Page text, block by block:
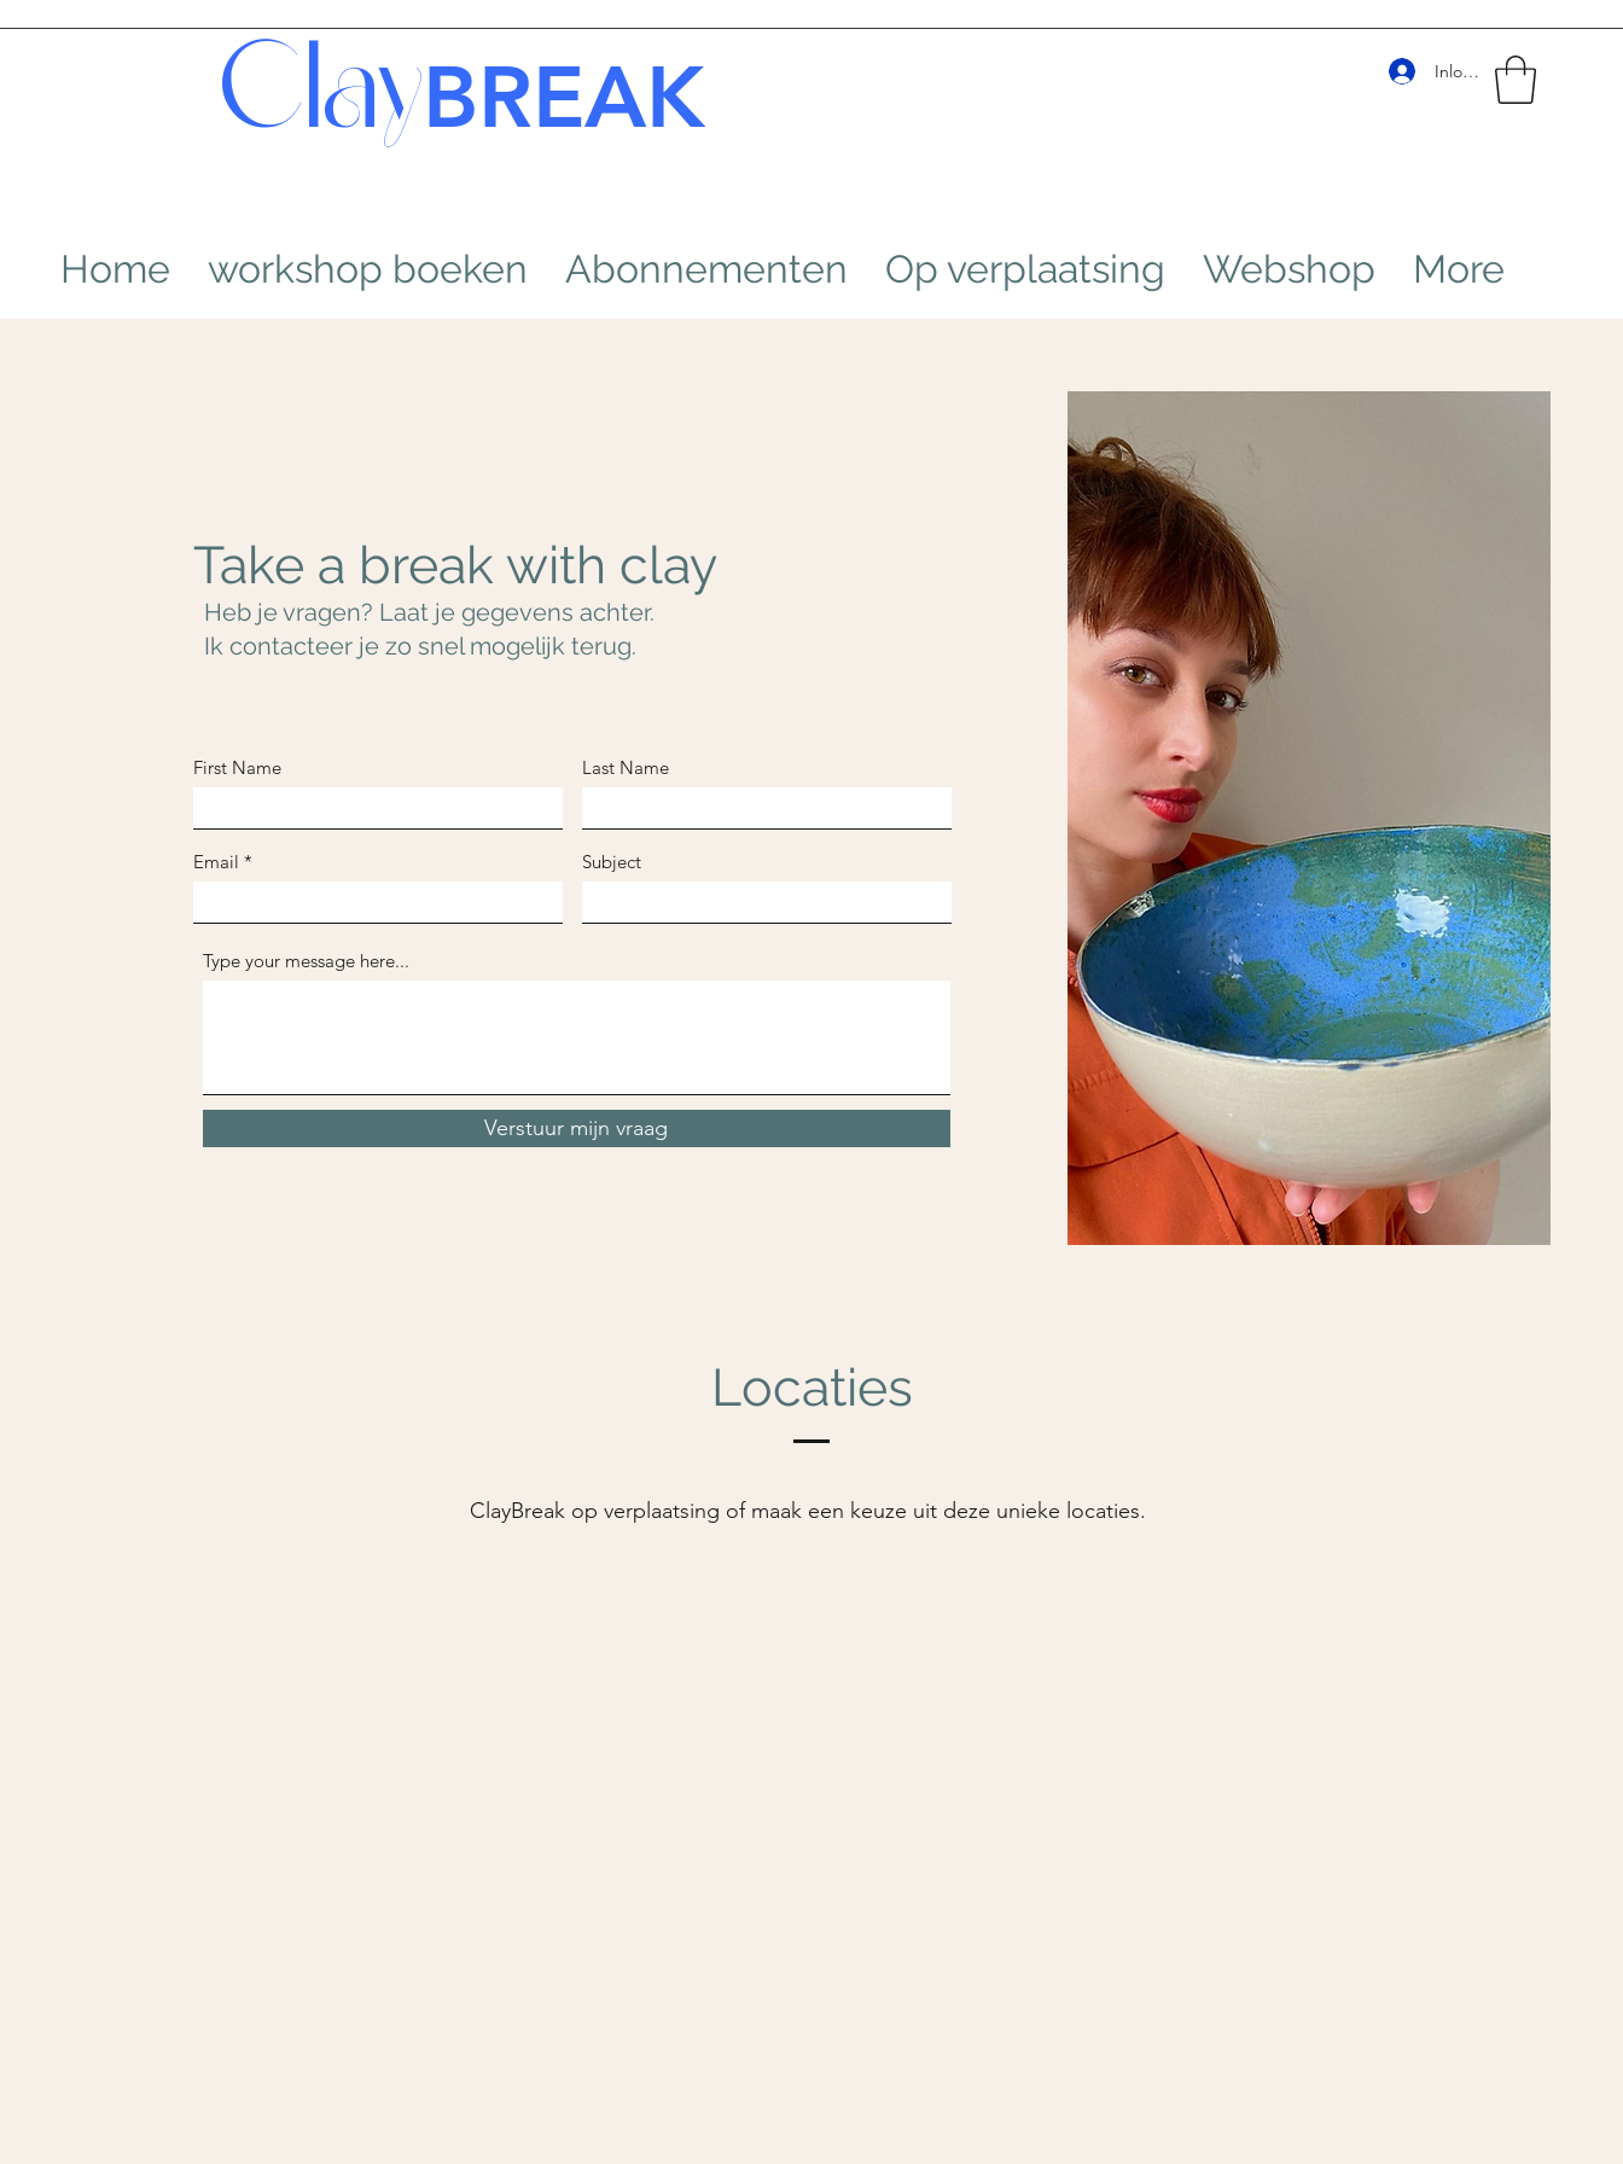
Inloggen
ClayBREAK
Home workshop boeken Abonnementen Op verplaatsing Webshop More
Take a break with clay
Heb je vragen? Laat je gegevens achter.
Ik contacteer je zo snel mogelijk terug.
First Name Last Name
Email Subject
Type your message here...
Verstuur mijn vraag
Locaties
ClayBreak op verplaatsing of maak een keuze uit deze unieke locaties.